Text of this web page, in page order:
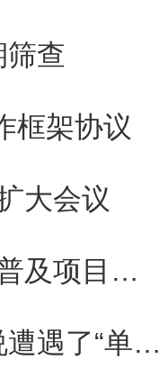
备退税政
向主管税
筛查
框架协议
大会议
天津市公开征集2024年科学技术普及项目需求
当最“痛苦”一代走进大学，他们说遭遇了“单轨制”人生